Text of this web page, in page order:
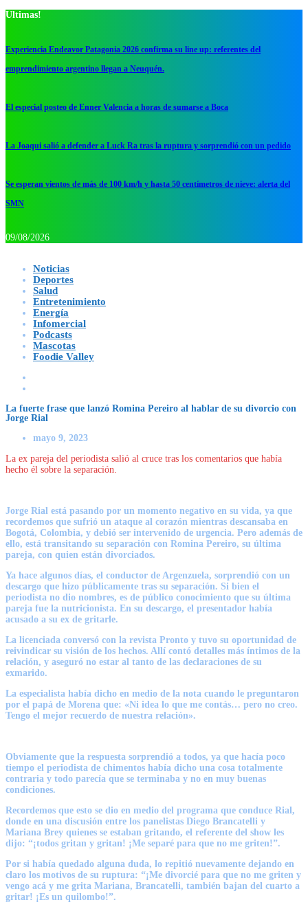
Ultimas!
Experiencia Endeavor Patagonia 2026 confirma su line up: referentes del
emprendimiento argentino llegan a Neuquén.
El especial posteo de Enner Valencia a horas de sumarse a Boca
La Joaqui salió a defender a Luck Ra tras la ruptura y sorprendió con un pedido
Se esperan vientos de más de 100 km/h y hasta 50 centímetros de nieve: alerta del
SMN
09/08/2026
Noticias
Deportes
Salud
Entretenimiento
Energía
Infomercial
Podcasts
Mascotas
Foodie Valley
La fuerte frase que lanzó Romina Pereiro al hablar de su divorcio con
Jorge Rial
mayo 9, 2023
La ex pareja del periodista salió al cruce tras los comentarios que había
hecho él sobre la separación.
Jorge Rial está pasando por un momento negativo en su vida, ya que
recordemos que sufrió un ataque al corazón mientras descansaba en
Bogotá, Colombia, y debió ser intervenido de urgencia. Pero además de
ello, está transitando su separación con Romina Pereiro, su última
pareja, con quien están divorciados.
Ya hace algunos días, el conductor de Argenzuela, sorprendió con un
descargo que hizo públicamente tras su separación. Si bien el
periodista no dio nombres, es de público conocimiento que su última
pareja fue la nutricionista. En su descargo, el presentador había
acusado a su ex de gritarle.
La licenciada conversó con la revista Pronto y tuvo su oportunidad de
reivindicar su visión de los hechos. Allí contó detalles más íntimos de la
relación, y aseguró no estar al tanto de las declaraciones de su
exmarido.
La especialista había dicho en medio de la nota cuando le preguntaron
por el papá de Morena que: «Ni idea lo que me contás… pero no creo.
Tengo el mejor recuerdo de nuestra relación».
Obviamente que la respuesta sorprendió a todos, ya que hacía poco
tiempo el periodista de chimentos había dicho una cosa totalmente
contraria y todo parecía que se terminaba y no en muy buenas
condiciones.
Recordemos que esto se dio en medio del programa que conduce Rial,
donde en una discusión entre los panelistas Diego Brancatelli y
Mariana Brey quienes se estaban gritando, el referente del show les
dijo: “¡todos gritan y gritan! ¡Me separé para que no me griten!”.
Por si había quedado alguna duda, lo repitió nuevamente dejando en
claro los motivos de su ruptura: “¡Me divorcié para que no me griten y
vengo acá y me grita Mariana, Brancatelli, también bajan del cuarto a
gritar! ¡Es un quilombo!”.